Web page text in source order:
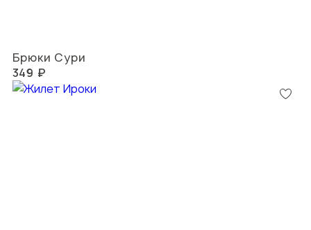
Брюки Сури
349 ₽